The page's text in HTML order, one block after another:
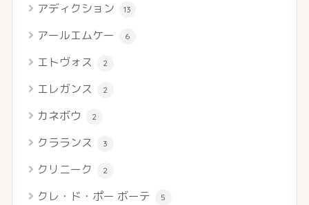
アディクション 13
アールエムケー 6
エトヴォス 2
エレガンス 2
カネボウ 2
クラランス 3
クリニーク 2
クレ・ド・ポー ボーテ 5